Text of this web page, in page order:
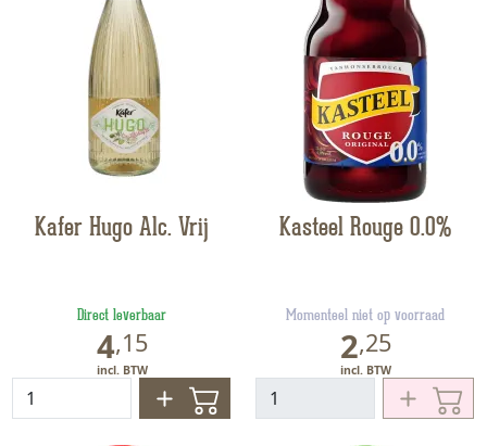
Kafer Hugo Alc. Vrij
4,15
Direct leverbaar
Kasteel Rouge 0.0%
2,25
Momenteel niet op voorraad